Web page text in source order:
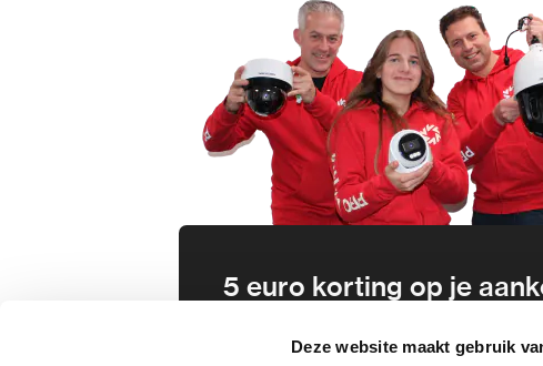
Deze website maakt gebruik
5 euro korting op je
Schrijf je direct in voor onze